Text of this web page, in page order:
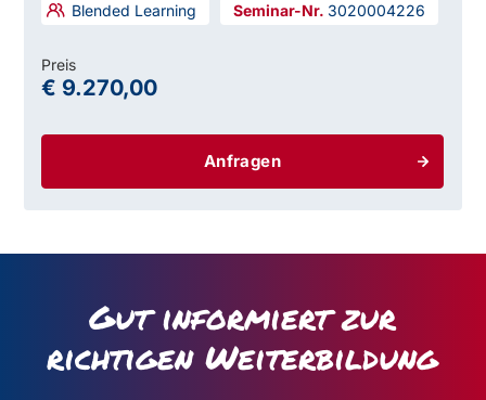
Blended Learning 3020004226
Anfragen
Preis
€ 9.270,00
Gut informiert zur
richtigen Weiterbildung